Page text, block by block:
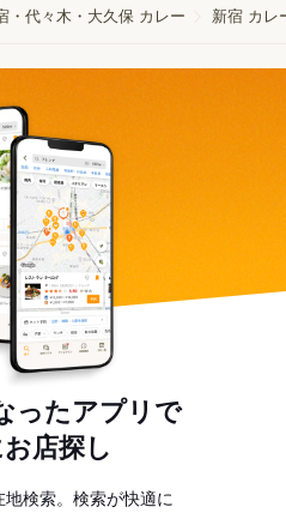
・代々木・大久保 カレー 新宿 カレ
ったアプリで
店探し
地検索。検索が快適に